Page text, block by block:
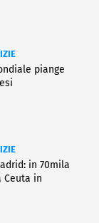
piange
in 70mila
Ceuta in